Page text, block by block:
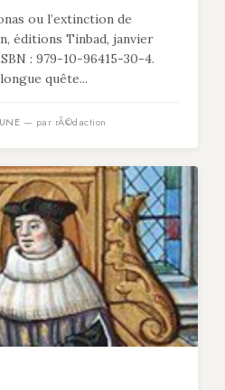
ou l’extinction de
éditions Tinbad, janvier
: 979-10-96415-30-4.
quête...
UNE — par rÃ©daction